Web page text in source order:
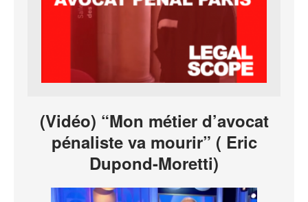
(Vidéo) “Mon métier d’avocat
pénaliste va mourir” ( Eric
Dupond-Moretti)